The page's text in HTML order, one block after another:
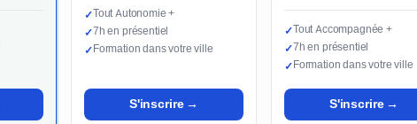
✓Tout Autonomie +
✓7h en présentiel
✓Formation dans votre ville
S'inscrire →
✓Tout Accompagnée +
✓7h en présentiel
✓Formation dans votre ville
S'inscrire →